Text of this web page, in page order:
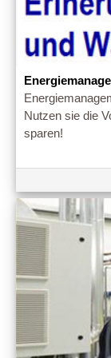
Nutzen sie die
sparen!